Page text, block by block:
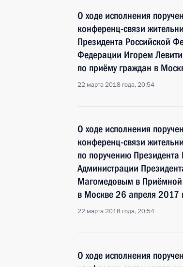
О ходе исполнения
конференц-связи
Президента Российской
Федерации Игорем
по приёму граждан в
22 марта 2018 года, 20:54
О ходе исполнения
конференц-связи
по поручению Президента
Администрации
Магомедовым в Приёмной
в Москве 26 апреля 2017
22 марта 2018 года, 20:54
О ходе исполнения